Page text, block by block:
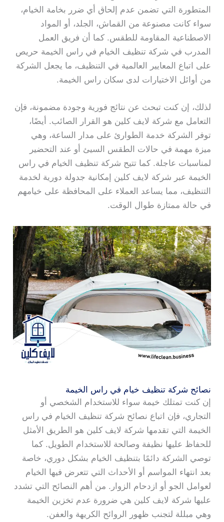
المتطورة التي تضمن عدم إلحاق أي ضرر بخامة الخيام،
سواء كانت مصنوعة من القماش، الجلد، أو المواد
الاصطناعية المقاومة للطقس. كما أن فريق العمل
المدرب في شركة تنظيف الخيام في راس الخيمة حريص
على اتباع المعايير العالمية في التنظيف، ما يجعل الشركة
من أوائل الاختيارات لدى سكان راس الخيمة.
لذلك، إن كنت تبحث عن نتائج فورية وجودة مضمونة، فإن
التعامل مع شركة لايف كلين هو القرار الصائب. أيضًا،
توفر الشركة خدمة الطوارئ على مدار الساعة، وهي
ميزة مهمة في حالات الطقس السيئ أو عند التحضير
لمناسبات عاجلة. كما تتيح شركة تنظيف الخيام في راس
الخيمة عبر شركة لايف كلين إمكانية جدولة دورية لخدمة
التنظيف، مما يساعد العملاء على المحافظة على خيامهم
في حالة ممتازة طوال الوقت.
نصائح شركة تنظيف خيام في راس الخيمة
إن كنت تمتلك خيمة سواء للاستخدام الشخصي أو
التجاري، فإن اتباع نصائح شركة تنظيف الخيام في راس
الخيمة التي تقدمها شركة لايف كلين هو الطريق الأمثل
للحفاظ عليها نظيفة وصالحة للاستخدام الطويل. كما
توصي الشركة دائمًا بتنظيف الخيام بشكل دوري، خاصة
بعد انتهاء المواسم أو الأحداث التي تتعرض فيها الخيام
لعوامل الجو أو ازدحام الزوار. من أهم النصائح التي تشدد
عليها شركة لايف كلين هي ضرورة عدم تخزين الخيمة
وهي مبللة لتجنب ظهور الروائح الكريهة والعفن.